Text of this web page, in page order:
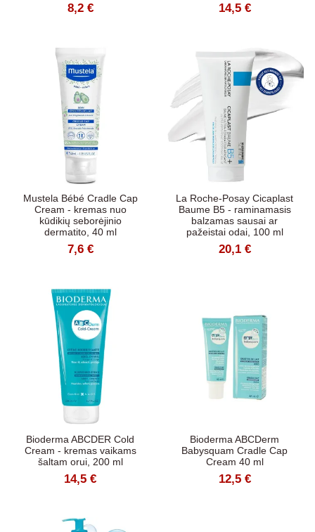
8,2 € 14,5 €
Mustela Bébé Cradle Cap
Cream - kremas nuo
kūdikių seborėjinio
dermatito, 40 ml
7,6 €
La Roche-Posay Cicaplast
Baume B5 - raminamasis
balzamas sausai ar
pažeistai odai, 100 ml
20,1 €
Bioderma ABCDER Cold
Cream - kremas vaikams
šaltam orui, 200 ml
14,5 €
Bioderma ABCDerm
Babysquam Cradle Cap
Cream 40 ml
12,5 €